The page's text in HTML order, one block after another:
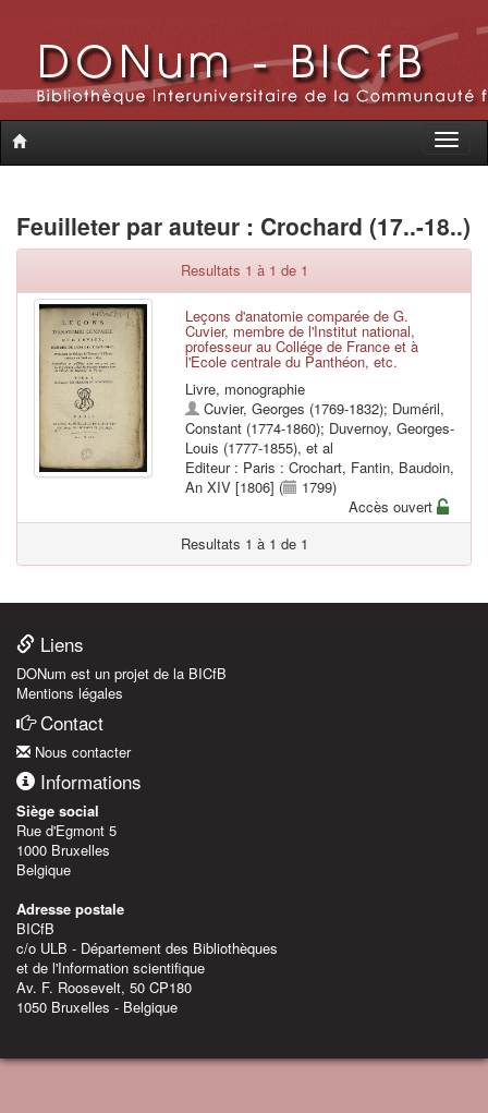
Toggle
Feuilleter par auteur : Crochard (17..-18..)
Resultats 1 à 1 de 1
Leçons d'anatomie comparée de G.
Cuvier, membre de l'Institut national,
professeur au Collége de France et à
l'Ecole centrale du Panthéon, etc.
Livre, monographie
Cuvier, Georges (1769-1832); Duméril,
Constant (1774-1860); Duvernoy, Georges-
Louis (1777-1855), et al
Editeur : Paris : Crochart, Fantin, Baudoin,
An XIV [1806] (
1799)
Accès ouvert
Resultats 1 à 1 de 1
Liens
DONum est un projet de la BICfB
Mentions légales
Contact
Nous contacter
Informations
Siège social
Rue d'Egmont 5
1000 Bruxelles
Belgique
Adresse postale
BICfB
c/o ULB - Département des Bibliothèques
et de l'Information scientifique
Av. F. Roosevelt, 50 CP180
1050 Bruxelles - Belgique